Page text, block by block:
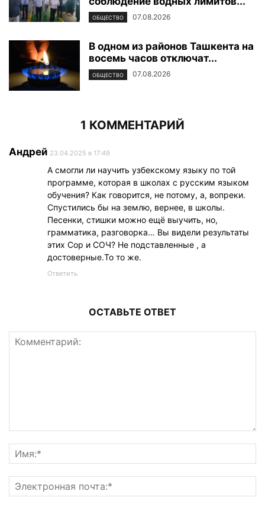
ОБЩЕСТВО 07.08.2026
В одном из районов Ташкента на
восемь часов отключат...
ОБЩЕСТВО 07.08.2026
1 КОММЕНТАРИЙ
Андрей 23.04.2025 в 17:49
А смогли ли научить узбекскому языку по той
программе, которая в школах с русским языком
обучения? Как говорится, не потому, а, вопреки.
Спустились бы на землю, вернее, в школы.
Песенки, стишки можно ещё выучить, но,
грамматика, разговорка… Вы видели результаты
этих Сор и СОЧ? Не подставленные , а
достоверные.То то же.
Ответить
ОСТАВЬТЕ ОТВЕТ